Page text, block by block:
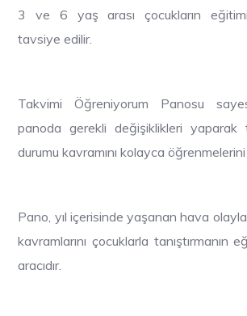
3 ve 6 yaş arası çocukların
tavsiye edilir.
Takvimi Öğreniyorum Panosu
panoda gerekli değişiklikleri
durumu kavramını kolayca
Pano, yıl içerisinde yaşanan hava
kavramlarını çocuklarla tanıştırmanın
aracıdır.